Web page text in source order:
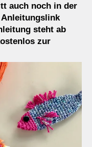
auch noch in der
Anleitungslink
steht ab
zur